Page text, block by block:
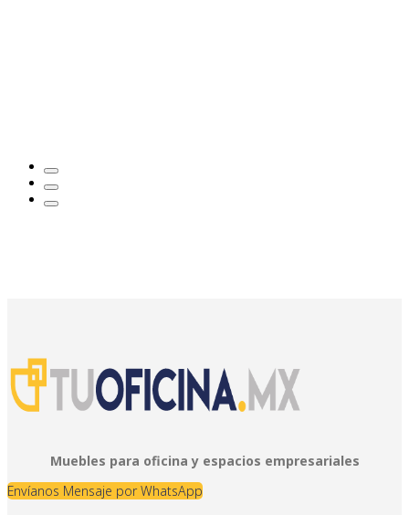
Muebles para oficina y espacios empresariales
Envíanos Mensaje por WhatsApp